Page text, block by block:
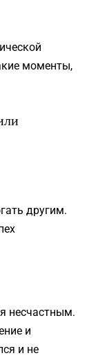
моменты,
другим.
несчастным.
и
и не